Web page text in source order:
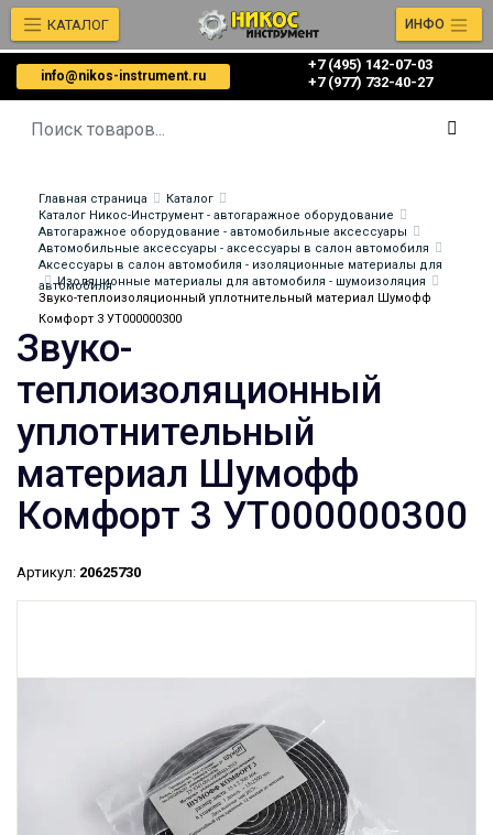
info@nikos-instrument.ru
+7 (495) 142-07-03
‎‎+7 (977) 732-40-27
КАТАЛОГ ИНФО
Главная страница
Каталог
Каталог Никос-Инструмент - автогаражное оборудование
Автогаражное оборудование - автомобильные аксессуары
Автомобильные аксессуары - аксессуары в салон автомобиля
Аксессуары в салон автомобиля - изоляционные материалы для
автомобиля
Изоляционные материалы для автомобиля - шумоизоляция
Звуко-теплоизоляционный уплотнительный материал Шумофф
Комфорт 3 УТ000000300
Звуко-
теплоизоляционный
уплотнительный
материал Шумофф
Комфорт 3 УТ000000300
Артикул: 20625730